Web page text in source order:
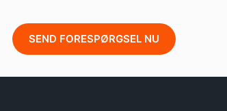
SEND FORESPØRGSEL NU